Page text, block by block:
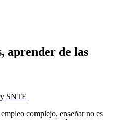
aprender de las
SNTE
complejo, enseñar no es